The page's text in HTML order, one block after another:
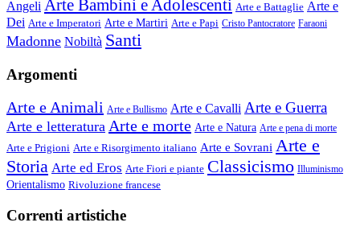
Angeli Arte Bambini e Adolescenti Arte e Battaglie Arte e
Dei Arte e Imperatori Arte e Martiri Arte e Papi Cristo Pantocratore Faraoni
Madonne Nobiltà Santi
Argomenti
Arte e Animali Arte e Bullismo Arte e Cavalli Arte e Guerra
Arte e letteratura Arte e morte Arte e Natura Arte e pena di morte
Arte e Prigioni Arte e Risorgimento italiano Arte e Sovrani Arte e
Storia Arte ed Eros Arte Fiori e piante Classicismo Illuminismo
Orientalismo Rivoluzione francese
Correnti artistiche